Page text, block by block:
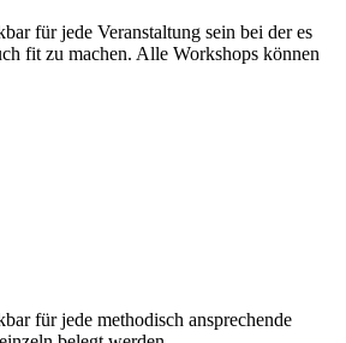
für jede Veranstaltung sein bei der es
fit zu machen. Alle Workshops können
für jede methodisch ansprechende